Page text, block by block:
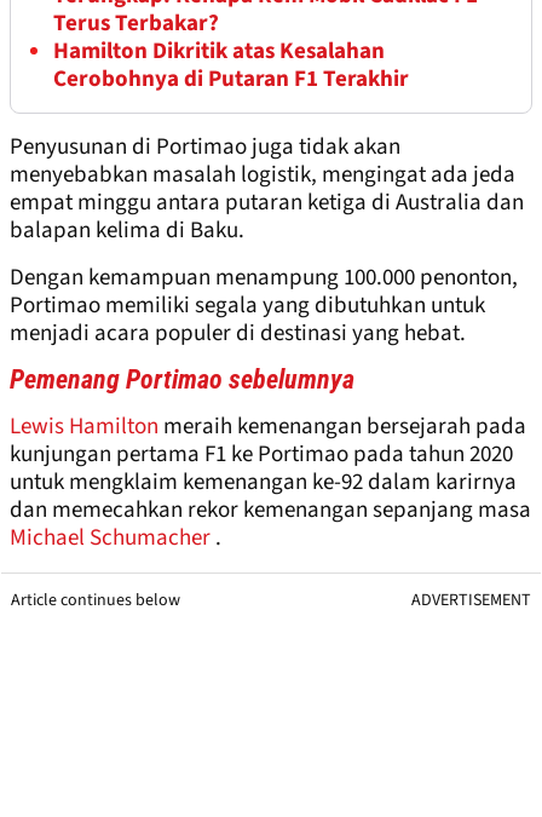
Terus Terbakar?
Hamilton Dikritik atas Kesalahan
Cerobohnya di Putaran F1 Terakhir
Penyusunan di Portimao juga tidak akan
menyebabkan masalah logistik, mengingat ada jeda
empat minggu antara putaran ketiga di Australia dan
balapan kelima di Baku.
Dengan kemampuan menampung 100.000 penonton,
Portimao memiliki segala yang dibutuhkan untuk
menjadi acara populer di destinasi yang hebat.
Pemenang Portimao sebelumnya
Lewis Hamilton meraih kemenangan bersejarah pada
kunjungan pertama F1 ke Portimao pada tahun 2020
untuk mengklaim kemenangan ke-92 dalam karirnya
dan memecahkan rekor kemenangan sepanjang masa
Michael Schumacher.
Article continues below ADVERTISEMENT